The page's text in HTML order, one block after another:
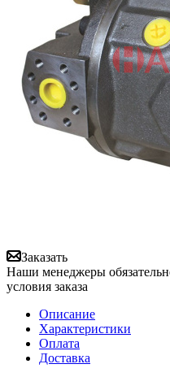
Заказать
Наши менеджеры
условия заказа
Описание
Характеристики
Оплата
Доставка